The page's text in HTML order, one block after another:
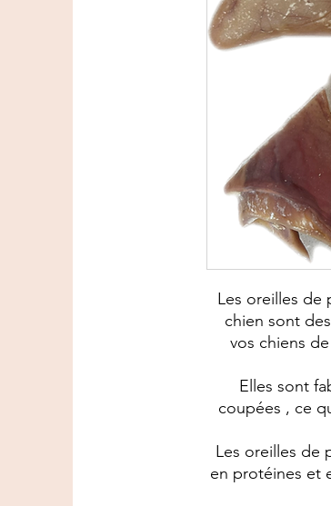
Les oreilles de
chien sont
vos chiens
Elles sont
coupées , ce
Les oreilles de
en protéines et